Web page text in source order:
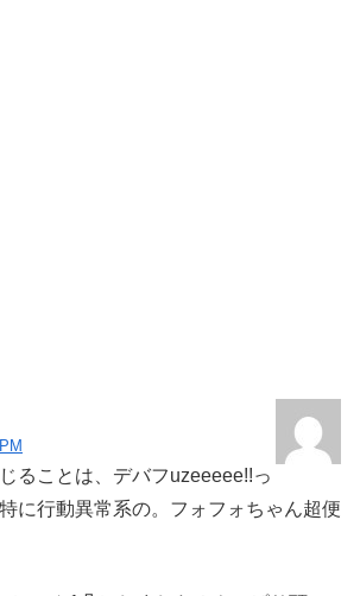
ることは、デバフuzeeeee!!っ
に行動異常系の。フォフォちゃん超便